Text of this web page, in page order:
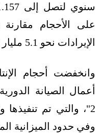
على الأحجام مقارنة
الإيرادات نحو 5.1 مليار درهم (1.38 مليار دولار).
وانخفضت أحجام
أعمال الصيانة
2"، والتي تم
وفي حدود الميزانية